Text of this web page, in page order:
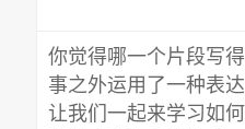
你觉得哪一个片段写
事之外运用了一种表
让我们一起来学习如